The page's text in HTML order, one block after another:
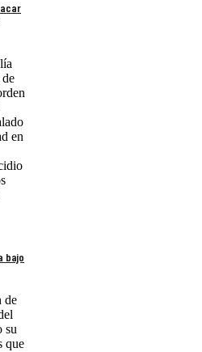
en
bajo
de
su
que